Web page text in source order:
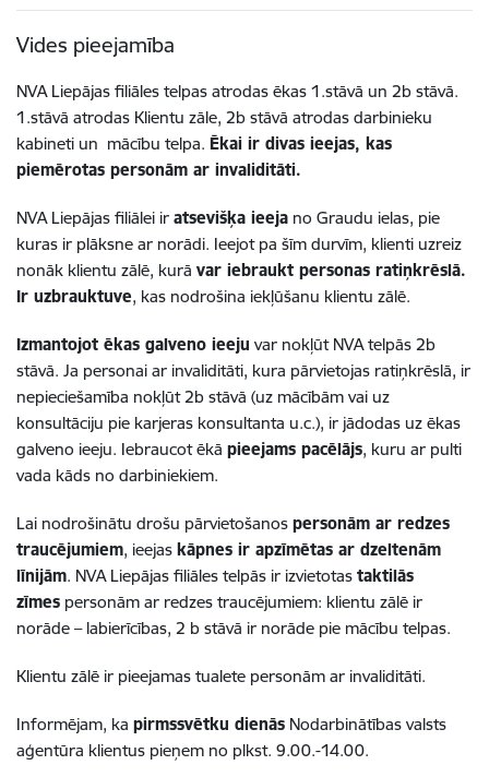
Vides pieejamība
NVA Liepājas filiāles telpas atrodas ēkas 1.stāvā un 2b stāvā.
1.stāvā atrodas Klientu zāle, 2b stāvā atrodas darbinieku
kabineti un mācību telpa. Ēkai ir divas ieejas, kas
piemērotas personām ar invaliditāti.
NVA Liepājas filiālei ir atsevišķa ieeja no Graudu ielas, pie
kuras ir plāksne ar norādi. Ieejot pa šīm durvīm, klienti uzreiz
nonāk klientu zālē, kurā var iebraukt personas ratiņkrēslā.
Ir uzbrauktuve, kas nodrošina iekļūšanu klientu zālē.
Izmantojot ēkas galveno ieeju var nokļūt NVA telpās 2b
stāvā. Ja personai ar invaliditāti, kura pārvietojas ratiņkrēslā, ir
nepieciešamība nokļūt 2b stāvā (uz mācībām vai uz
konsultāciju pie karjeras konsultanta u.c.), ir jādodas uz ēkas
galveno ieeju. Iebraucot ēkā pieejams pacēlājs, kuru ar pulti
vada kāds no darbiniekiem.
Lai nodrošinātu drošu pārvietošanos personām ar redzes
traucējumiem, ieejas kāpnes ir apzīmētas ar dzeltenām
līnijām. NVA Liepājas filiāles telpās ir izvietotas taktilās
zīmes personām ar redzes traucējumiem: klientu zālē ir
norāde – labierīcības, 2 b stāvā ir norāde pie mācību telpas.
Klientu zālē ir pieejamas tualete personām ar invaliditāti.
Informējam, ka pirmssvētku dienās Nodarbinātības valsts
aģentūra klientus pieņem no plkst. 9.00.-14.00.